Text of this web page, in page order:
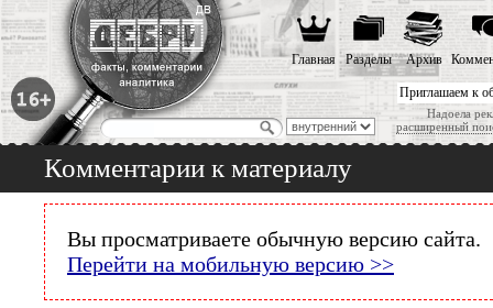
Приглашаем к
Надоела
расширенный
Главная Разделы Архив
Комментарии к материалу
Вы просматриваете обычную версию сайта.
Перейти на мобильную версию >>